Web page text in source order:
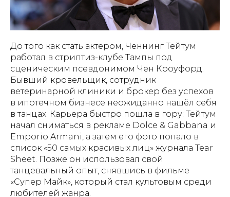
До того как стать актером, Ченнинг Тейтум
работал в стриптиз-клубе Тампы под
сценическим псевдонимом Чен Кроуфорд.
Бывший кровельщик, сотрудник
ветеринарной клиники и брокер без успехов
в ипотечном бизнесе неожиданно нашёл себя
в танцах. Карьера быстро пошла в гору: Тейтум
начал сниматься в рекламе Dolce & Gabbana и
Emporio Armani, а затем его фото попало в
список «50 самых красивых лиц» журнала Tear
Sheet. Позже он использовал свой
танцевальный опыт, снявшись в фильме
«Супер Майк», который стал культовым среди
любителей жанра.